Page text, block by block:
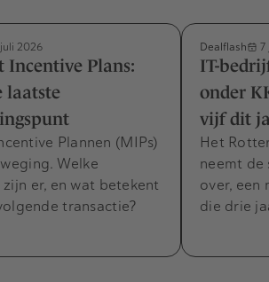
2026
Incentive Plans:
laatste
Plannen (MIPs)
Welke
er, en wat betekent
transactie?
Dealflash 7
IT-
onder
vijf dit
Het
neemt de
over, een
die drie